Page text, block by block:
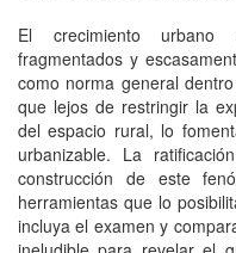
El crecimiento urbano
fragmentados y
como norma general
que lejos de restringir la
del espacio rural, lo
urbanizable. La
construcción de este
herramientas que lo
incluya el examen y